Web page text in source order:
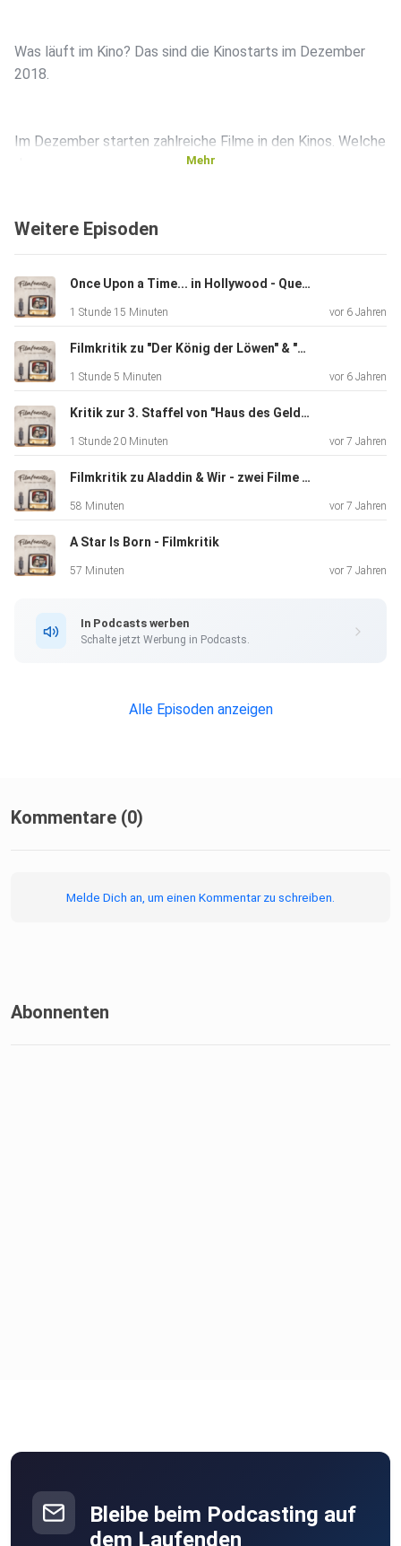
Was läuft im Kino? Das sind die Kinostarts im Dezember
2018.
Im Dezember starten zahlreiche Filme in den Kinos. Welche
erfahren Sie in unserer Übersicht.
Blockbuster, Indie-Film, Dokumentation: Hier finden Sie die
wichtigsten Informationen zum aktuellen Kinoprogramm...
Die
Kino-Highlights im Dezember.
Mehr
Weitere Episoden
Once Upon a Time... in Hollywood - Quentin Tarantino's Meisterwerk
1 Stunde 15 Minuten vor 6 Jahren
Filmkritik zu "Der König der Löwen" & "Men in Black: International" Review
1 Stunde 5 Minuten vor 6 Jahren
Kritik zur 3. Staffel von "Haus des Geldes" & "Stranger Things"
1 Stunde 20 Minuten vor 7 Jahren
Filmkritik zu Aladdin & Wir - zwei Filme wie sie unterschiedlicher nicht sein könnten
58 Minuten vor 7 Jahren
A Star Is Born - Filmkritik
57 Minuten vor 7 Jahren
In Podcasts werben
Schalte jetzt Werbung in Podcasts.
Alle Episoden anzeigen
Kommentare (0)
Melde Dich an, um einen Kommentar zu schreiben.
Abonnenten
Bleibe beim Podcasting auf
dem Laufenden